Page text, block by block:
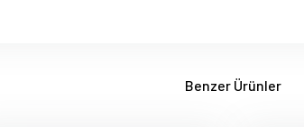
Benzer Ürünler